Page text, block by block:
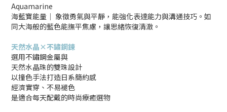
Aquamarine
海藍寶能量│ 象徵勇氣與平靜，能強化表達能力與溝通技巧。如
同大海般的藍色能撫平焦慮，讓思緒恢復清澈。
天然水晶×不鏽鋼鍊
選用不鏽鋼金屬與
天然水晶珠的雙珠設計
以撞色手法打造日系簡約感
經濟實穿、不易褪色
是適合每天配戴的時尚療癒選物